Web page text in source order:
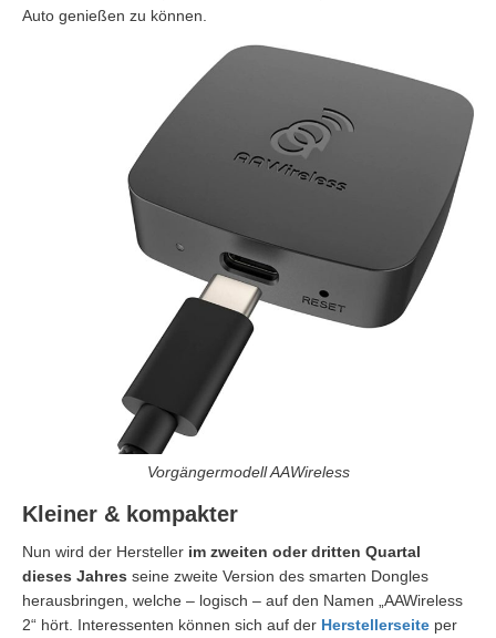
Auto genießen zu können.
Vorgängermodell AAWireless
Kleiner & kompakter
Nun wird der Hersteller im zweiten oder dritten Quartal
dieses Jahres seine zweite Version des smarten Dongles
herausbringen, welche – logisch – auf den Namen „AAWireless
2“ hört. Interessenten können sich auf der Herstellerseite per